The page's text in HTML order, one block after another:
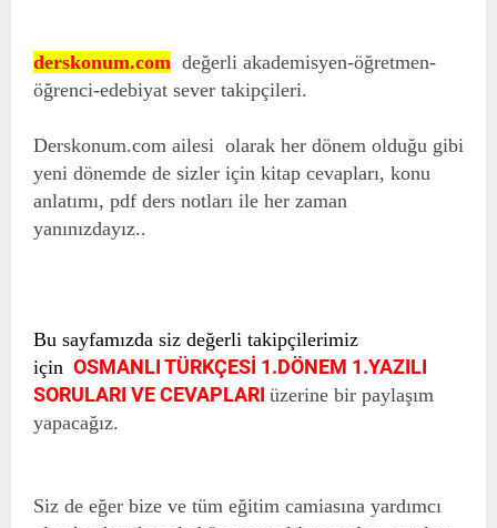
derskonum.com değerli akademisyen-öğretmen-
öğrenci-edebiyat sever takipçileri.
Derskonum.com ailesi olarak her dönem olduğu gibi
yeni dönemde de sizler için kitap cevapları, konu
anlatımı, pdf ders notları ile her zaman
yanınızdayız..
Bu sayfamızda siz değerli takipçilerimiz
için OSMANLI TÜRKÇESİ 1.DÖNEM 1.YAZILI
SORULARI VE CEVAPLARI üzerine bir paylaşım
yapacağız.
Siz de eğer bize ve tüm eğitim camiasına yardımcı